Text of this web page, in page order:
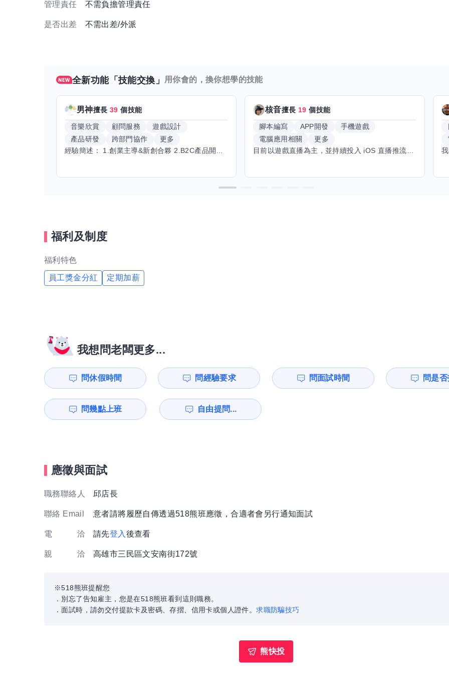
管理責任 不需負擔管理責任
是否出差 不需出差/外派
全新功能「技能交換」 用你會的，換你想學的技能
男神擅長39 個技能
音樂欣賞 顧問服務
遊戲設計
產品研發
跨部門協作
更多
經驗簡述： 1.創業主導&新創合夥 2.B2C產品開發運營一條龍 3.AI應用開發與量化研究新創 標籤話題都可以聊，開放交流 找尋共同創業機會，亦歡迎新創收編
核音擅長 19 個技能
腳本編寫 APP開發
手機遊戲
電腦應用相關
更多
目前以遊戲直播為主，並持續投入 iOS 直播推流應用開發。對直播技術、影音串流、AI 應用、內容創作與產品設計有濃厚興趣，平時透過實作累積開發經驗，也持續學習 Godot 遊戲開發、影音剪輯、音樂創作與編曲等相關技術。 希望透過技能交換認識不同背景的夥伴，一起交流開發經驗、Side Project、AI 工作流程、內容創作與職涯發展。如果你也對程式開發、直播技術、設計、美術、Cosplay、造型、化妝、攝影、影音製作、音樂創作等領域有興趣，都很歡迎交流，彼此分享經驗、互相學習，一起成長。
福利及制度
福利特色
員工獎金分紅 定期加薪
我想問老闆更多...
問休假時間 問經驗要求 問面試時間 問是
問幾點上班 自由提問...
應徵與面試
職務聯絡人 邱店長
聯絡 Email 意者請將履歷自傳透過518熊班應徵，合適者會另行通知面試
電 洽 請先登入 後查看
親 洽 高雄市三民區文安南街172號
※518熊班提醒您
．別忘了告知雇主，您是在518熊班看到這則職務。
．面試時，請勿交付提款卡及密碼、存摺、信用卡或個人證件。求職防騙技巧
熊快投